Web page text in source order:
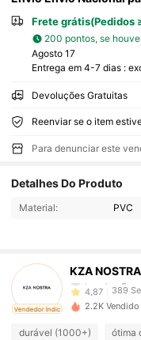
Frete grátis(Pedidos
200 pontos, se
Agosto 17
Entrega em 4-7 dias :
Devoluções Gratuitas
Para denunciar este
Detalhes Do Produto
Material: PVC
Vendedor Indicado
KZA NOSTRA
4,87 389
389
4,87 389
4,87
2.2K
durável (1000+) ótima